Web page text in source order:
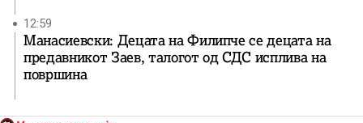
12:59
Манасиевски: Децата на Филипче се децата на
предавникот Заев, талогот од СДС исплива на
површина